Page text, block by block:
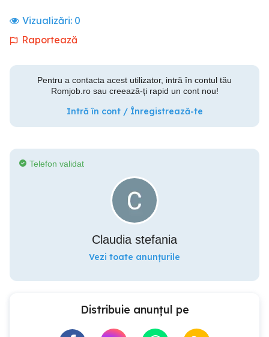
Vizualizări: 0
Raportează
Pentru a contacta acest utilizator, intră în contul tău
Romjob.ro sau creează-ți rapid un cont nou!
Intră în cont / Înregistrează-te
Telefon validat
Claudia stefania
Vezi toate anunțurile
Distribuie anunțul pe